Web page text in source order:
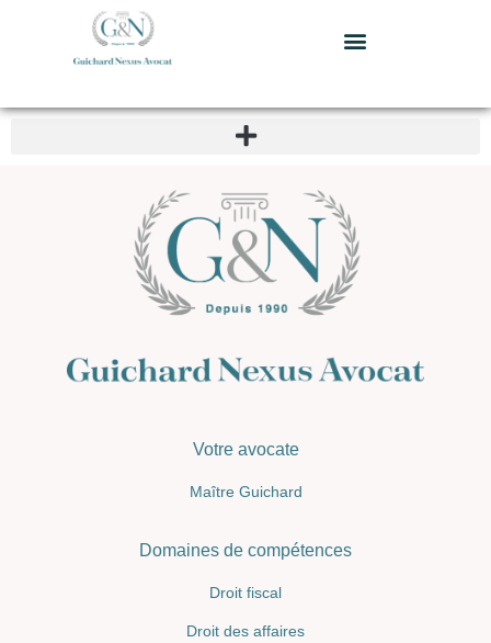
Votre avocate
Maître Guichard
Domaines de compétences
Droit fiscal
Droit des affaires